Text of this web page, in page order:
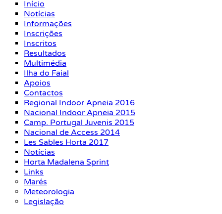
Início
Notícias
Informações
Inscrições
Inscritos
Resultados
Multimédia
Ilha do Faial
Apoios
Contactos
Regional Indoor Apneia 2016
Nacional Indoor Apneia 2015
Camp. Portugal Juvenis 2015
Nacional de Access 2014
Les Sables Horta 2017
Notícias
Horta Madalena Sprint
Links
Marés
Meteorologia
Legislação